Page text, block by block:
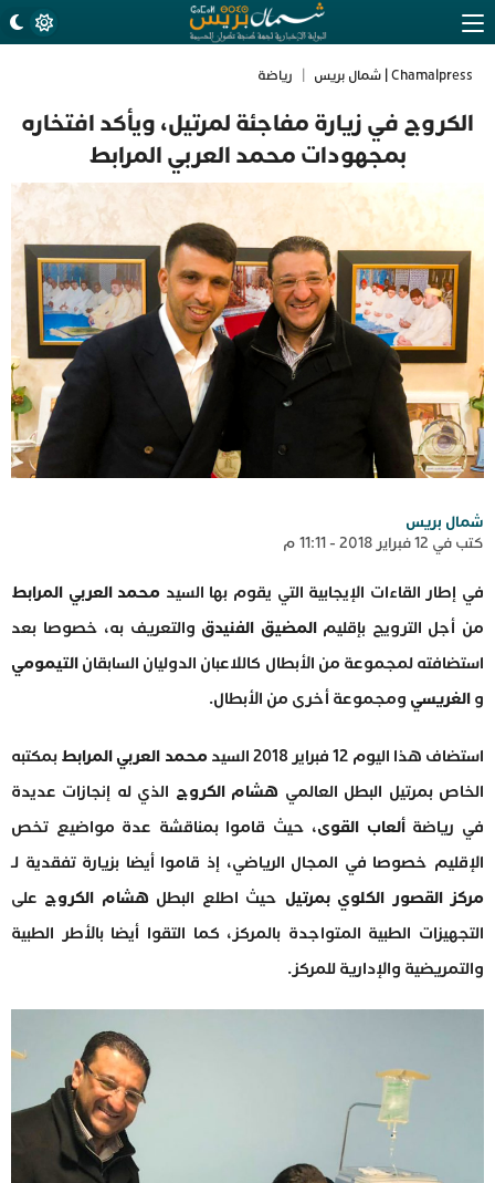
Chamalpress | شمال بريس رياضة
الكروج في زيارة مفاجئة لمرتيل، ويأكد افتخاره
بمجهودات محمد العربي المرابط
شمال بريس
كتب في 12 فبراير 2018 - 11:11 م
في إطار القاءات الإيجابية التي يقوم بها السيد محمد العربي المرابط
من أجل الترويج بإقليمالمضيق الفنيدق والتعريف به، خصوصا بعد
استضافته لمجموعة من الأبطال كاللاعبان الدوليان السابقانالتيمومي
والغريسي ومجموعة أخرى من الأبطال.
استضاف هذا اليوم 12 فبراير 2018 السيد محمد العربي المرابطبمكتبه
الخاص بمرتيل البطل العالمي هشام الكروج الذي له إنجازات عديدة
في رياضةألعاب القوى، حيث قاموا بمناقشة عدة مواضيع تخص
الإقليم خصوصا في المجال الرياضي، إذ قاموا أيضا بزيارة تفقدية لـ
مركز القصور الكلوي بمرتيل حيث اطلع البطلهشام الكروج على
التجهيزات الطبية المتواجدة بالمركز، كما التقوا أيضا بالأطر الطبية
والتمريضية والإدارية للمركز.